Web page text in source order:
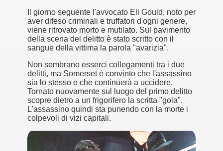
Il giorno seguente l'avvocato Eli Gould, noto per
aver difeso criminali e truffatori d'ogni genere,
viene ritrovato morto e mutilato. Sul pavimento
della scena del delitto è stato scritto con il
sangue della vittima la parola "avarizia".
Non sembrano esserci collegamenti tra i due
delitti, ma Somerset è convinto che l'assassino
sia lo stesso e che continuerà a uccidere.
Tornato nuovamente sul luogo del primo delitto
scopre dietro a un frigorifero la scritta "gola".
L'assassino quindi sta punendo con la morte i
colpevoli di vizi capitali.
Se Ti Piacciono nel mese di Dicembre 2013.
Scorsese
mondo migliore.
David Lynch
classico
un esempio di film noir moderno
troppo parziale.